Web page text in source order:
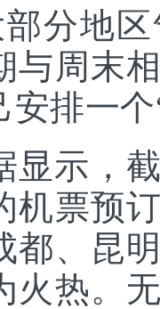
分地
与周末
排一
显示，
机票预
都、昆
火热。